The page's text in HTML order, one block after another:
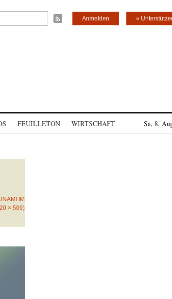
»
Anmelden
FEUILLETON WIRTSCHAFT Sa, 8.
IM
× 509)